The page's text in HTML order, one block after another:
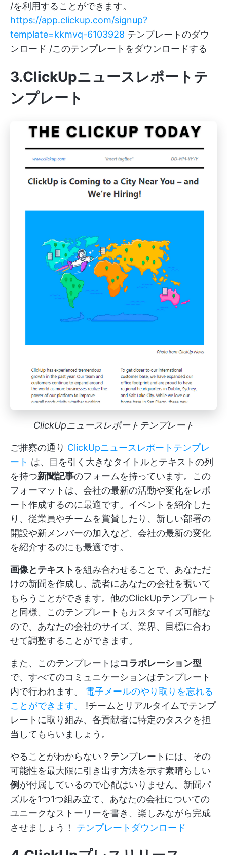
/を利用することができます。
https://app.clickup.com/signup?
template=kkmvq-6103928 テンプレートのダウ
ンロード /このテンプレートをダウンロードする
3.ClickUpニュースレポートテ
ンプレート
ClickUpニュースレポートテンプレート
ご推察の通り ClickUpニュースレポートテンプレ
ート は、目を引く大きなタイトルとテキストの列
を持つ新聞記事のフォームを持っています。この
フォーマットは、会社の最新の活動や変化をレポ
ート作成するのに最適です。イベントを紹介した
り、従業員やチームを賞賛したり、新しい部署の
開設や新メンバーの加入など、会社の最新の変化
を紹介するのにも最適です。
画像とテキスト を組み合わせることで、あなただ
けの新聞を作成し、読者にあなたの会社を覗いて
もらうことができます。他のClickUpテンプレート
と同様、このテンプレートもカスタマイズ可能な
ので、あなたの会社のサイズ、業界、目標に合わ
せて調整することができます。
また、このテンプレートはコラボレーション型
で、すべてのコミュニケーションはテンプレート
内で行われます。 電子メールのやり取りを忘れる
ことができます。
!チームとリアルタイムでテンプ
レートに取り組み、各貢献者に特定のタスクを担
当してもらいましょう。
やることがわからない？テンプレートには、その
可能性を最大限に引き出す方法を示す素晴らしい
例が付属しているので心配はいりません。新聞パ
ズルを1つ1つ組み立て、あなたの会社についての
ユニークなストーリーを書き、楽しみながら完成
させましょう！ テンプレートダウンロード